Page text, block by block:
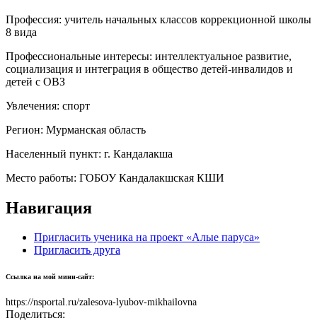
Профессия: учитель начальных классов коррекционной школы
8 вида
Профессиональные интересы: интеллектуальное развитие,
социализация и интеграция в общество детей-инвалидов и
детей с ОВЗ
Увлечения: спорт
Регион: Мурманская область
Населенный пункт: г. Кандалакша
Место работы: ГОБОУ Кандалакшская КШИ
Навигация
Пригласить ученика на проект «Алые паруса»
Пригласить друга
Ссылка на мой мини-сайт:
https://nsportal.ru/zalesova-lyubov-mikhailovna
Поделиться: